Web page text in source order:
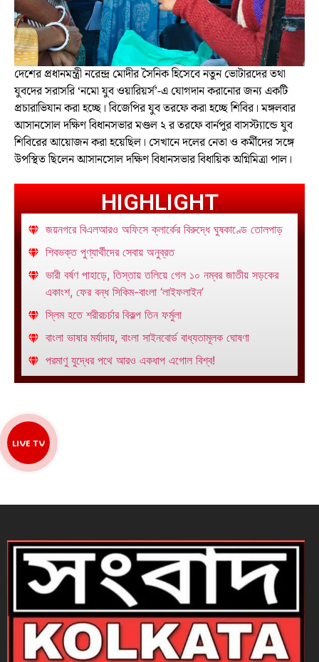
দেশের প্রধানমন্ত্রী নরেন্দ্র মোদীর সৈনিক হিসেবে নতুন ভোটারদের তথা
যুবদের সরাসরি ‘নমো যুব ওয়ারিয়র্স’-এ যোগদান করানোর জন্য একটি
প্রচারাভিযান করা হচ্ছে। বিজেপির যুব তরফে করা হচ্ছে শিবির। মঙ্গলবার
আসানসোল দক্ষিণ বিধানসভার মণ্ডল ২ র তরফে বার্নপুর বাসস্ট্যান্ডে যুব
শিবিরের আয়োজন করা হয়েছিল। সেখানে দলের নেতা ও কর্মীদের সঙ্গে
উপস্থিত ছিলেন আসানসোল দক্ষিণ বিধানসভার বিধায়িক অগ্নিমিত্রা পাল।
HIGHLIGHT
জয়নগরে বিএলআরও অফিসে ক্লার্কের বিরুদ্ধে ঘুষকাণ্ডে তোলপাড়
শিবভক্ত পুণ্যার্থীদের সেবায় অনুব্রত
ভারী বর্ষণ পাহাড়ে, তিস্তায় তলিয়ে গেল ১০ নম্বর জাতীয় সড়কের
একাংশ, ফের বন্ধ সিকিম-বাংলা ‘লাইফলাইন’
স্লিম হতে শরীরচর্চার বিকল্প তিন ফর্মুলা
বাংলা ভাষার মর্যাদায়, বাংলা সাইনবোর্ড বাধ্যতামূলক ঘোষণা
পরমাণু যুদ্ধের পথে আরও একধাপ এগোল বিশ্ব!
LIVE TV